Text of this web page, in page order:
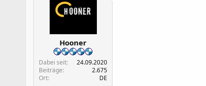
Hooner
Dabei seit
24.09.2020
Beiträge
2.675
Ort
DE